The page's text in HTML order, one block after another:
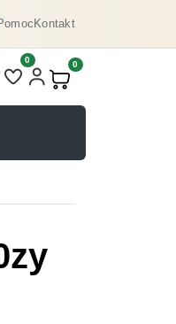
Kontakt
Liczba pozycji na liście
0
Produkty w koszyku:
0